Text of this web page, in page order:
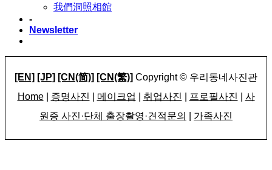
我們洞照相館
-
Newsletter
[EN] [JP] [CN(简)] [CN(繁)] Copyright © 우리동네사진관
Home| 증명사진 메이크업 취업사진 프로필사진
사
원증 사진·단체 출장촬영·견적문의
가족사진